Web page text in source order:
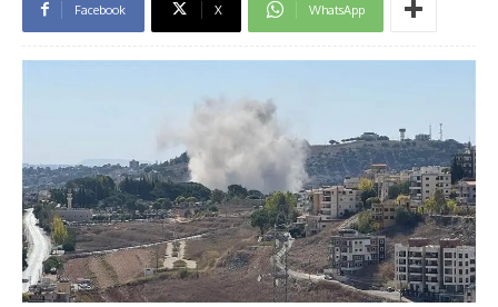
Facebook X WhatsApp